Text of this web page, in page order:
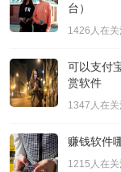
台）
1426人在关
可以支付
赏软件
1347人在关
赚钱软件
1215人在关